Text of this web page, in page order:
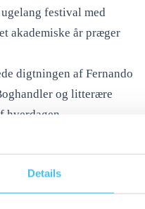
Details
festival med
akademiske år præger
digtningen af Fernando
og litterære
hverdagen.
begge bredder. Mata
skyggefulde stier få